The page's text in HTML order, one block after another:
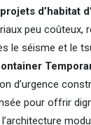
projets d’habitat
peu coûteux,
le séisme et le
d’urgence
pour offrir